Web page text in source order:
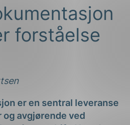
forståelse
er en sentral leveranse
avgjørende ved